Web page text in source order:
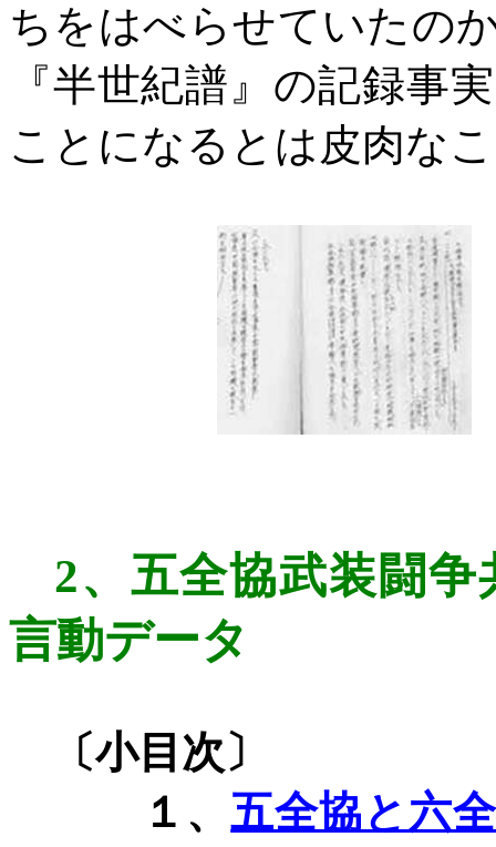
ちをはべらせていたの
『半世紀譜』の記録事
ことになるとは皮肉な
2、 五全協武装闘
言動データ
〔小目次〕
１、五全協と六